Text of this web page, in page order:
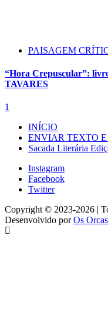
PAISAGEM
“Hora Crepuscular”:
TAVARES
1
INÍCIO
ENVIAR TEXTO
Sacada Literária
Instagram
Facebook
Twitter
Copyright © 2023-2026 |
Desenvolvido porOs Orcas